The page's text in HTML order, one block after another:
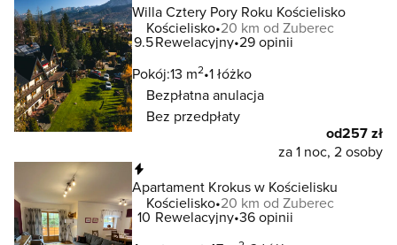
Willa Cztery Pory Roku Kościelisko
Kościelisko 20 km od Zuberec
9.5Rewelacyjny 29 opinii
Pokój:13 m2 1 łóżko
Bezpłatna anulacja
Bez przedpłaty
od257 zł
za 1 noc, 2 osoby
Apartament Krokus w Kościelisku
Kościelisko 20 km od Zuberec
10 Rewelacyjny 36 opinii